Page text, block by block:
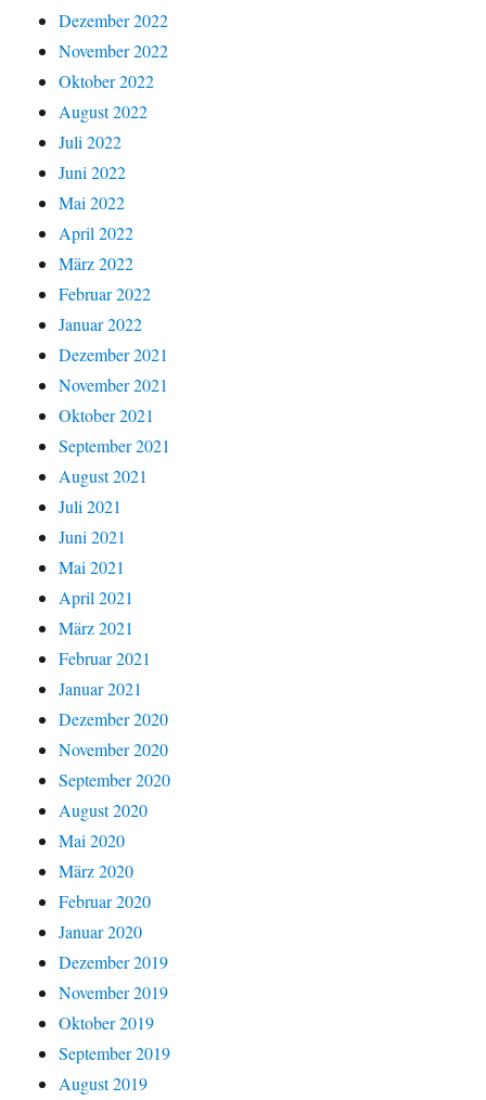
Dezember 2022
November 2022
Oktober 2022
August 2022
Juli 2022
Juni 2022
Mai 2022
April 2022
März 2022
Februar 2022
Januar 2022
Dezember 2021
November 2021
Oktober 2021
September 2021
August 2021
Juli 2021
Juni 2021
Mai 2021
April 2021
März 2021
Februar 2021
Januar 2021
Dezember 2020
November 2020
September 2020
August 2020
Mai 2020
März 2020
Februar 2020
Januar 2020
Dezember 2019
November 2019
Oktober 2019
September 2019
August 2019